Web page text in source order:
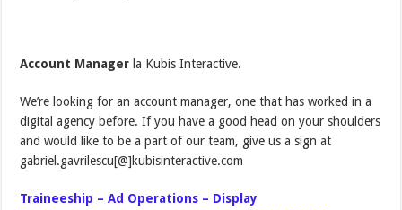
Account Manager la Kubis Interactive.
We’re looking for an account manager, one that has worked in a
digital agency before. If you have a good head on your shoulders
and would like to be a part of our team, give us a sign at
gabriel.gavrilescu[@]kubisinteractive.com
Traineeship – Ad Operations – Display